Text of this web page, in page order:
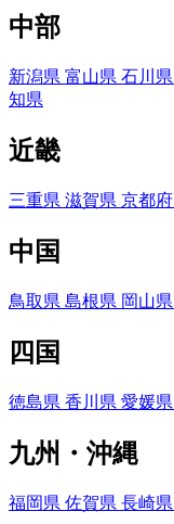
中部
新潟県 富山県 石川県
知県
近畿
三重県 滋賀県 京都府
中国
鳥取県 島根県 岡山県
四国
徳島県 香川県 愛媛県
九州・沖縄
福岡県 佐賀県 長崎県